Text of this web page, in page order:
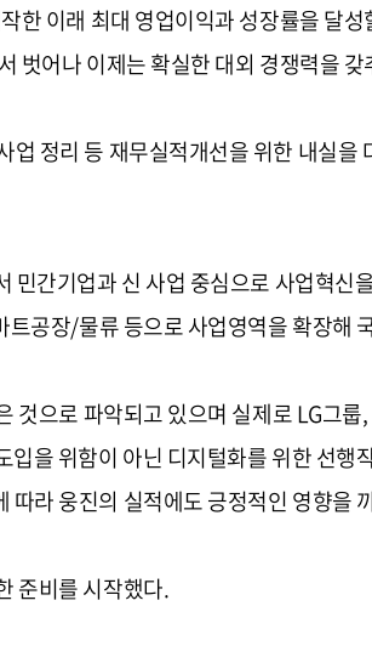
이래 최대 영업이익과 성장률을 달
벗어나 이제는 확실한 대외 경쟁력을
정리 등 재무실적개선을 위한 내실
민간기업과 신 사업 중심으로 사업혁신
공장/물류 등으로 사업영역을 확장해
것으로 파악되고 있으며 실제로 LG그
을 위함이 아닌 디지털화를 위한 선행
라 웅진의 실적에도 긍정적인 영향을
준비를 시작했다.